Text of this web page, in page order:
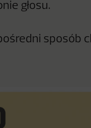
głosu.
sposób